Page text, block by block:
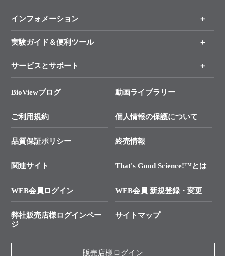
手法から製品を探す
新製品情報
オンライン注文
インフォメーション
キャンペーン
タカラバイオ各種会員募集のお知らせ
終売製品のお知らせ
価格改定のご案内
技術セミナーのご案内
タカラバイオ発表文献
実験ガイド＆便利ツール
リアルタイムPCR実験のススメ
幹細胞・再生医療研究ガイド
クローニング実験ガイド
SMARTer NGSポータルサイト
プライマー設計
制限酵素切断サイトの検索
ユーザーズボイス集
サービスとサポート
総合お問い合わせ
├ 実験コンシェルジュ
├ 受託サービスお問い合わせ
資料請求 機器関連
資料請求 受託関連
資料請求 核酸抽出・精製カタログ
BioViewブログ 動画ライブラリー
ご利用規約 個人情報の保護について
品質保証ポリシー 終売情報
関連サイト That's Good Science!™とは
WEB会員ログイン WEB会員 新規登録・変更
弊社販売店様ログインペー
ジ
サイトマップ
販売店様ログイン